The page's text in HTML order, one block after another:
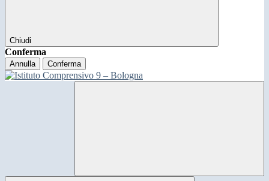
Chiudi
Conferma
Annulla Conferma